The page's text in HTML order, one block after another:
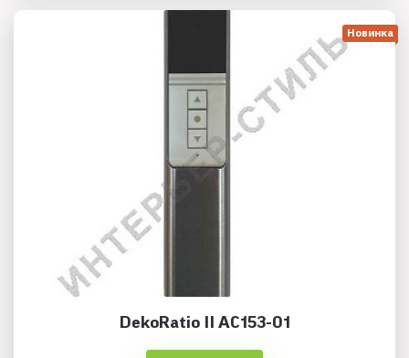
Новинка
DekoRatio II AC153-01